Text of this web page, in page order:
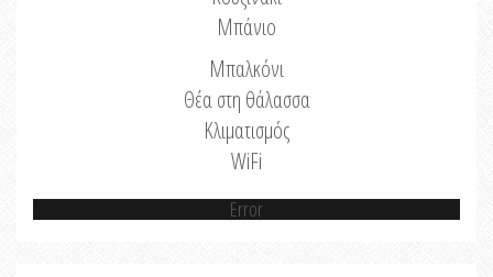
Μπάνιο
Μπαλκόνι
Θέα στη θάλασσα
Κλιματισμός
WiFi
Error